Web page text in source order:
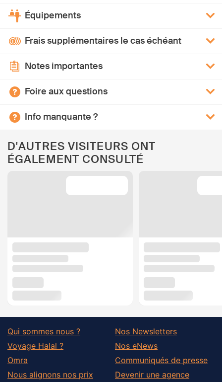
Équipements
Frais supplémentaires le cas échéant
Notes importantes
Foire aux questions
Info manquante ?
D'AUTRES VISITEURS ONT
ÉGALEMENT CONSULTÉ
Qui sommes nous ?
Voyage Halal ?
Omra
Nous alignons nos prix
Nos Newsletters
Nos eNews
Communiqués de presse
Devenir une agence